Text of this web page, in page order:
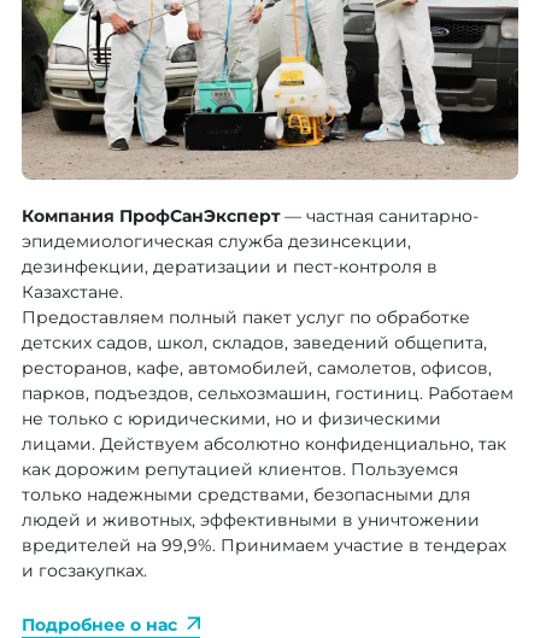
Компания ПрофСанЭксперт— частная санитарно-
эпидемиологическая служба дезинсекции,
дезинфекции, дератизации и пест-контроля в
Казахстане.
Предоставляем полный пакет услуг по обработке
детских садов, школ, складов, заведений общепита,
ресторанов, кафе, автомобилей, самолетов, офисов,
парков, подъездов, сельхозмашин, гостиниц. Работаем
не только с юридическими, но и физическими
лицами. Действуем абсолютно конфиденциально, так
как дорожим репутацией клиентов. Пользуемся
только надежными средствами, безопасными для
людей и животных, эффективными в уничтожении
вредителей на 99,9%. Принимаем участие в тендерах
и госзакупках.
Подробнее о нас